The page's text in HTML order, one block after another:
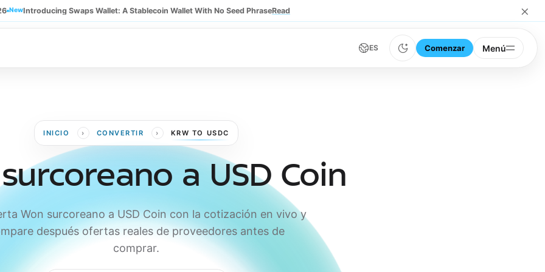
NewIntroducing Swaps Wallet: A Stablecoin Wallet With No Seed PhraseRead ×
ES Comenzar Menú
INICIO › CONVERTIR › KRW TO USDC
a USD Coin
Won surcoreano a USD Coin con la cotización en vivo y
después ofertas reales de proveedores antes de
comprar.